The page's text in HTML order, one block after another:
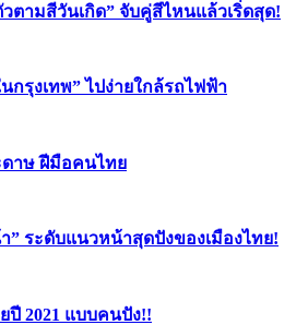
วตามสีวันเกิด” จับคู่สีไหนแล้วเริ่ดสุด!
กรุงเทพ” ไปง่ายใกล้รถไฟฟ้า
าษ ฝีมือคนไทย
” ระดับแนวหน้าสุดปังของเมืองไทย!
ปี 2021 แบบคนปัง!!